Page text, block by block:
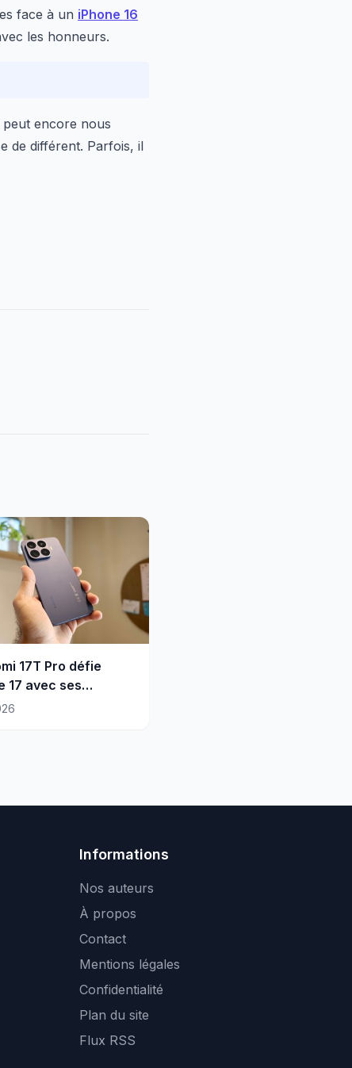
face à un iPhone 16
les honneurs.
encore nous
de différent. Parfois, il
17T Pro défie
17 avec ses
Leica
Informations
Nos auteurs
À propos
Contact
Mentions légales
Confidentialité
Plan du site
Flux RSS